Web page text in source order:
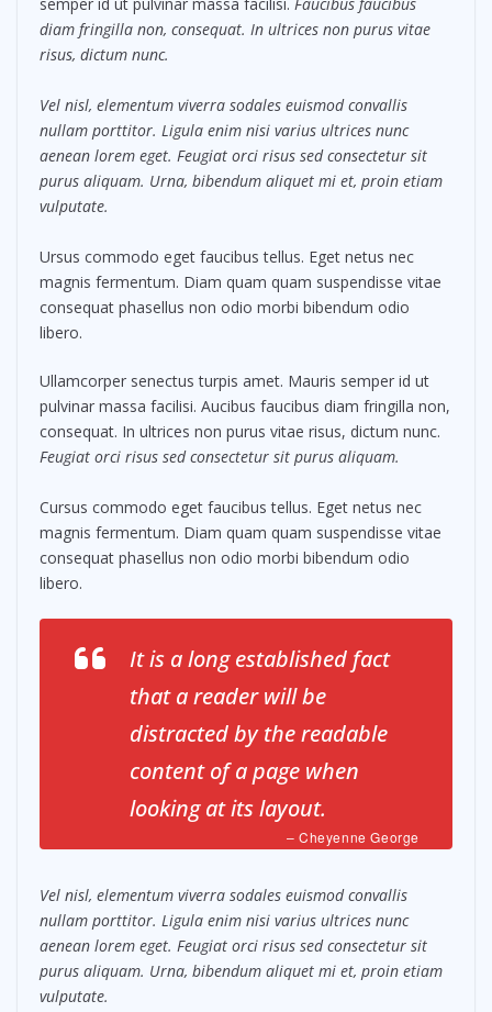
diam fringilla non, consequat. In ultrices non purus vitae
risus, dictum nunc.
Vel nisl, elementum viverra sodales euismod convallis
nullam porttitor. Ligula enim nisi varius ultrices nunc
aenean lorem eget. Feugiat orci risus sed consectetur sit
purus aliquam. Urna, bibendum aliquet mi et, proin etiam
vulputate.
Ursus commodo eget faucibus tellus. Eget netus nec
magnis fermentum. Diam quam quam suspendisse vitae
consequat phasellus non odio morbi bibendum odio
libero.
Ullamcorper senectus turpis amet. Mauris semper id ut
pulvinar massa facilisi. Aucibus faucibus diam fringilla non,
consequat. In ultrices non purus vitae risus, dictum nunc.
Feugiat orci risus sed consectetur sit purus aliquam.
Cursus commodo eget faucibus tellus. Eget netus nec
magnis fermentum. Diam quam quam suspendisse vitae
consequat phasellus non odio morbi bibendum odio
libero.
It is a long established fact
that a reader will be
distracted by the readable
content of a page when
looking at its layout.
– Cheyenne George
Vel nisl, elementum viverra sodales euismod convallis
nullam porttitor. Ligula enim nisi varius ultrices nunc
aenean lorem eget. Feugiat orci risus sed consectetur sit
purus aliquam. Urna, bibendum aliquet mi et, proin etiam
vulputate.